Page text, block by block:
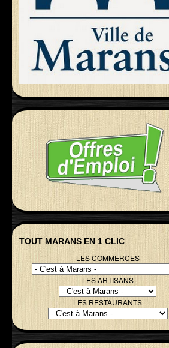
TOUT MARANS EN 1 CLIC
LES COMMERCES
LES ARTISANS
LES RESTAURANTS